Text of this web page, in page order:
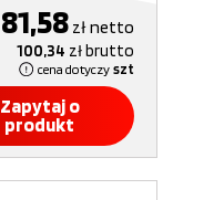
81,58 złnetto
100,34 złbrutto
cena dotyczy szt
Zapytaj o
produkt